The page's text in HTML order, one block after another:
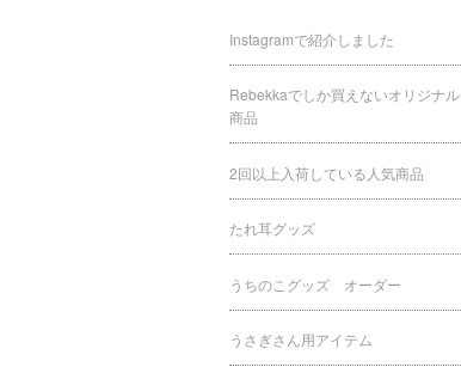
Instagramで紹介しました
Rebekkaでしか買えないオリジナル
商品
2回以上入荷している人気商品
たれ耳グッズ
うちのこグッズ オーダー
うさぎさん用アイテム